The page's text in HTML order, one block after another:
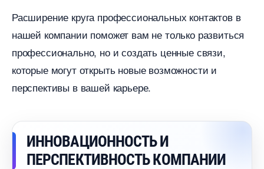
Расширение круга профессиональных контакто
нашей компании поможет вам не только развиться
профессионально, но и создать ценные связи,
которые могут открыть новые возможности и
перспективы в вашей карьере.
ИННОВАЦИОННОСТЬ И
ПЕРСПЕКТИВНОСТЬ КОМПАНИИ